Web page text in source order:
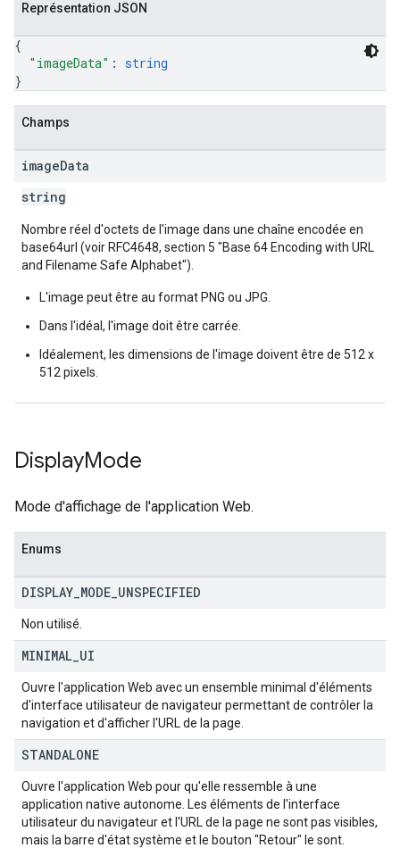
Représentation JSON
{
"imageData" : string
}
Champs
imageData
string
Nombre réel d'octets de l'image dans une chaîne encodée en
base64url (voir RFC4648, section 5 "Base 64 Encoding with URL
and Filename Safe Alphabet").
L'image peut être au format PNG ou JPG.
Dans l'idéal, l'image doit être carrée.
Idéalement, les dimensions de l'image doivent être de 512 x
512 pixels.
DisplayMode
Mode d'affichage de l'application Web.
Enums
DISPLAY MODE UNSPECIFIED
Non utilisé.
MINIMAL UI
Ouvre l'application Web avec un ensemble minimal d'éléments
d'interface utilisateur de navigateur permettant de contrôler la
navigation et d'afficher l'URL de la page.
STANDALONE
Ouvre l'application Web pour qu'elle ressemble à une
application native autonome. Les éléments de l'interface
utilisateur du navigateur et l'URL de la page ne sont pas visibles,
mais la barre d'état système et le bouton "Retour" le sont.